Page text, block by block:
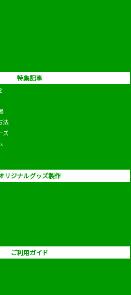
特集記事
法
ズ
リジナルグッズ製作
ご利用ガイド